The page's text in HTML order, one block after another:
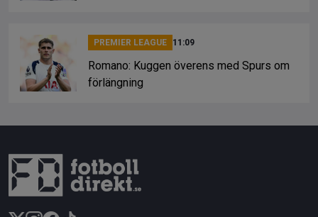
PREMIER LEAGUE 11:09
Romano: Kuggen överens med Spurs om
förlängning